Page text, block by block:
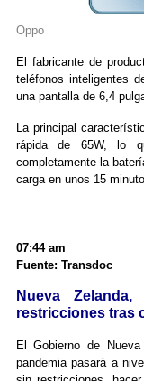
Oppo
El fabricante de
teléfonos inteligentes
una pantalla de 6,4
La principal
rápida de 65W, lo
completamente la
carga en unos 15
07:44 am
Fuente: Transdoc
Nueva
restricciones tras
El Gobierno de
pandemia pasará a